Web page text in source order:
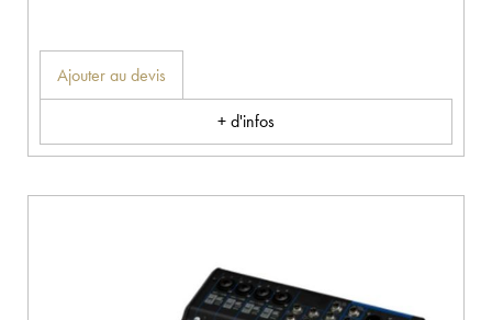
Ajouter au devis
+ d'infos